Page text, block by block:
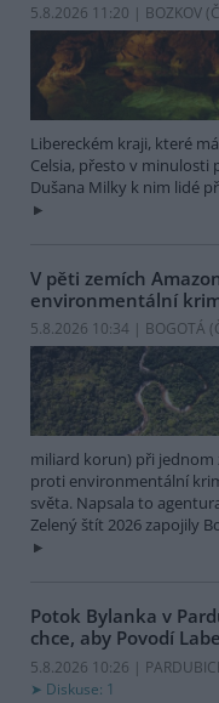
5.8.2026 11:20 | BOZKOV (
Libereckém kraji, které
Celsia, přesto v minulosti
Dušana Milky k nim lidé
V pěti zemích
environmentální
5.8.2026 10:34 | BOGOTÁ (
miliard korun) při jednom
proti environmentální
světa. Napsala to
Zelený štít 2026 zapojily
Potok Bylanka v
chce, aby Povodí
5.8.2026 10:26 |
Diskuse: 1